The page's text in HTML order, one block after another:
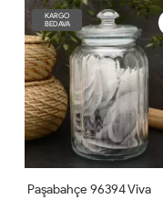
KARGO
BEDAVA
Paşabahçe 96394 Viva